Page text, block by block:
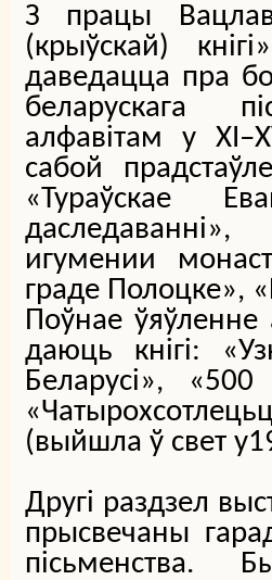
З працы
(крыўскай)
даведацца пра
беларускага
алфавітам у
сабой
«Тураўскае
игумении
граде Полоцке»,
Поўнае ўяўленне
даюць кнігі:
Беларусі», «500
(выйшла ў свет
Другі раздзел
прысвечаны
пісьменства.